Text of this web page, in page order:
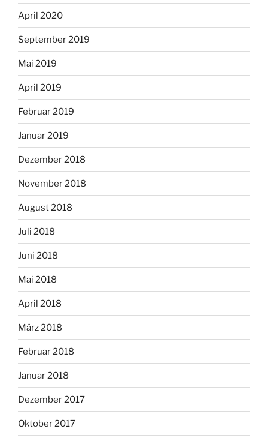
April 2020
September 2019
Mai 2019
April 2019
Februar 2019
Januar 2019
Dezember 2018
November 2018
August 2018
Juli 2018
Juni 2018
Mai 2018
April 2018
März 2018
Februar 2018
Januar 2018
Dezember 2017
Oktober 2017